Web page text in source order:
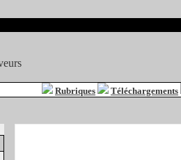
Rubriques Téléchargements